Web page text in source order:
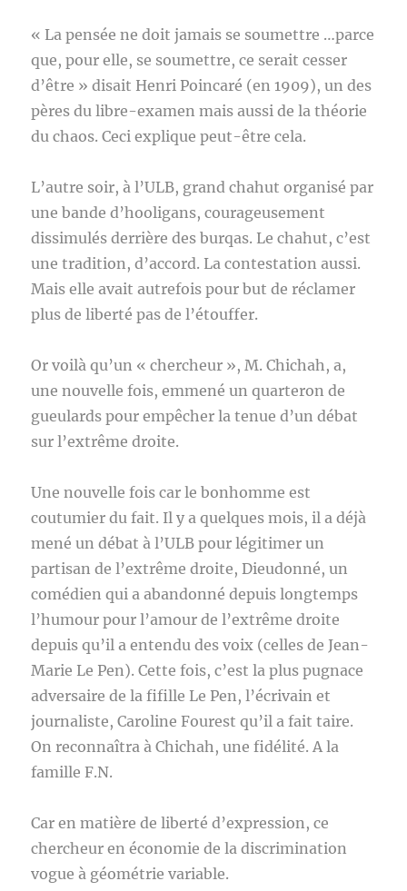
« La pensée ne doit jamais se soumettre …parce
que, pour elle, se soumettre, ce serait cesser
d’être » disait Henri Poincaré (en 1909), un des
pères du libre-examen mais aussi de la théorie
du chaos. Ceci explique peut-être cela.
L’autre soir, à l’ULB, grand chahut organisé par
une bande d’hooligans, courageusement
dissimulés derrière des burqas. Le chahut, c’est
une tradition, d’accord. La contestation aussi.
Mais elle avait autrefois pour but de réclamer
plus de liberté pas de l’étouffer.
Or voilà qu’un « chercheur », M. Chichah, a,
une nouvelle fois, emmené un quarteron de
gueulards pour empêcher la tenue d’un débat
sur l’extrême droite.
Une nouvelle fois car le bonhomme est
coutumier du fait. Il y a quelques mois, il a déjà
mené un débat à l’ULB pour légitimer un
partisan de l’extrême droite, Dieudonné, un
comédien qui a abandonné depuis longtemps
l’humour pour l’amour de l’extrême droite
depuis qu’il a entendu des voix (celles de Jean-
Marie Le Pen). Cette fois, c’est la plus pugnace
adversaire de la fifille Le Pen, l’écrivain et
journaliste, Caroline Fourest qu’il a fait taire.
On reconnaîtra à Chichah, une fidélité. A la
famille F.N.
Car en matière de liberté d’expression, ce
chercheur en économie de la discrimination
vogue à géométrie variable.